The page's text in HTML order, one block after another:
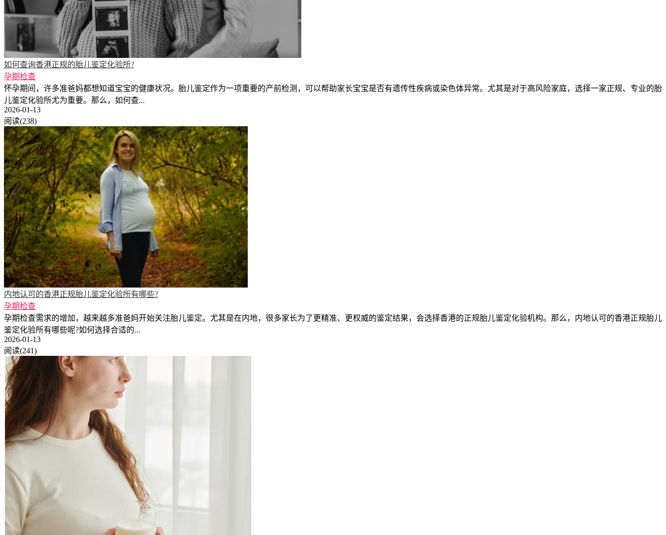
如何查询香港正规的胎儿鉴定化验所?
孕期检查
怀孕期间，许多准爸妈都想知道宝宝的健康状况。胎儿鉴定作为一项重要的产前检测，可以帮助家长宝宝是否有遗传性疾病或染色体异常。尤其是对于高风险家庭，选择一家正规、专业的胎
儿鉴定化验所尤为重要。那么，如何查...
2026-01-13
阅读(238)
内地认可的香港正规胎儿鉴定化验所有哪些?
孕期检查
孕期检查需求的增加，越来越多准爸妈开始关注胎儿鉴定。尤其是在内地，很多家长为了更精准、更权威的鉴定结果，会选择香港的正规胎儿鉴定化验机构。那么，内地认可的香港正规胎儿
鉴定化验所有哪些呢?如何选择合适的...
2026-01-13
阅读(241)